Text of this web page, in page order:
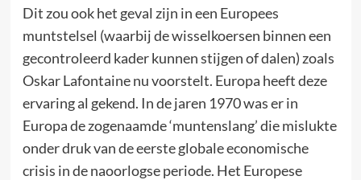
Dit zou ook het geval zijn in een Europees
muntstelsel (waarbij de wisselkoersen binnen een
gecontroleerd kader kunnen stijgen of dalen) zoals
Oskar Lafontaine nu voorstelt. Europa heeft deze
ervaring al gekend. In de jaren 1970 was er in
Europa de zogenaamde ‘muntenslang’ die mislukte
onder druk van de eerste globale economische
crisis in de naoorlogse periode. Het Europese